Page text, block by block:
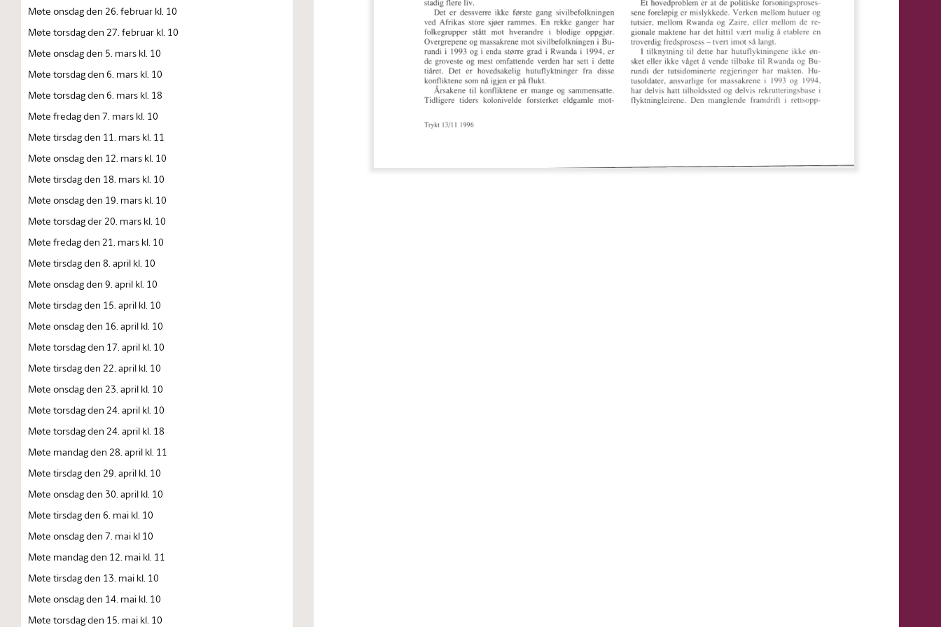
Møte onsdag den 26. februar kl. 10
Møte torsdag den 27. februar kl. 10
Møte onsdag den 5. mars kl. 10
Møte torsdag den 6. mars kl. 10
Møte torsdag den 6. mars kl. 18
Møte fredag den 7. mars kl. 10
Møte tirsdag den 11. mars kl. 11
Møte onsdag den 12. mars kl. 10
Møte tirsdag den 18. mars kl. 10
Møte onsdag den 19. mars kl. 10
Møte torsdag der 20. mars kl. 10
Møte fredag den 21. mars kl. 10
Møte tirsdag den 8. april kl. 10
Møte onsdag den 9. april kl. 10
Møte tirsdag den 15. april kl. 10
Møte onsdag den 16. april kl. 10
Møte torsdag den 17. april kl. 10
Møte tirsdag den 22. april kl. 10
Møte onsdag den 23. april kl. 10
Møte torsdag den 24. april kl. 10
Møte torsdag den 24. april kl. 18
Møte mandag den 28. april kl. 11
Møte tirsdag den 29. april kl. 10
Møte onsdag den 30. april kl. 10
Møte tirsdag den 6. mai kl. 10
Møte onsdag den 7. mai kl 10
Møte mandag den 12. mai kl. 11
Møte tirsdag den 13. mai kl. 10
Møte onsdag den 14. mai kl. 10
Møte torsdag den 15. mai kl. 10